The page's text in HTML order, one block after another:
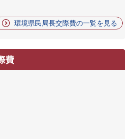
環境県民局長交際費の一覧を見る
費